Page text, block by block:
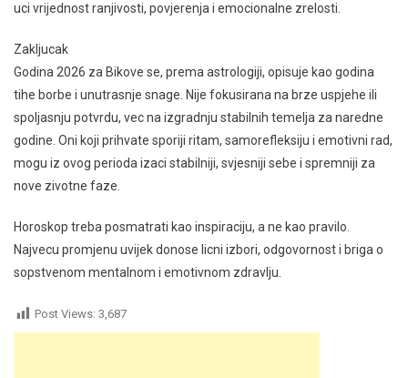
uci vrijednost ranjivosti, povjerenja i emocionalne zrelosti.
Zakljucak
Godina 2026 za Bikove se, prema astrologiji, opisuje kao godina
tihe borbe i unutrasnje snage. Nije fokusirana na brze uspjehe ili
spoljasnju potvrdu, vec na izgradnju stabilnih temelja za naredne
godine. Oni koji prihvate sporiji ritam, samorefleksiju i emotivni rad,
mogu iz ovog perioda izaci stabilniji, svjesniji sebe i spremniji za
nove zivotne faze.
Horoskop treba posmatrati kao inspiraciju, a ne kao pravilo.
Najvecu promjenu uvijek donose licni izbori, odgovornost i briga o
sopstvenom mentalnom i emotivnom zdravlju.
Post Views: 3,687